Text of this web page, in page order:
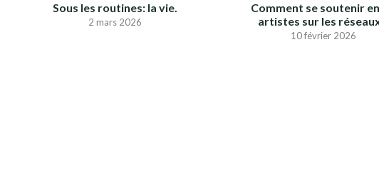
Sous les routines: la vie.
2 mars 2026
Comment se soutenir
artistes sur les
10 février 2026